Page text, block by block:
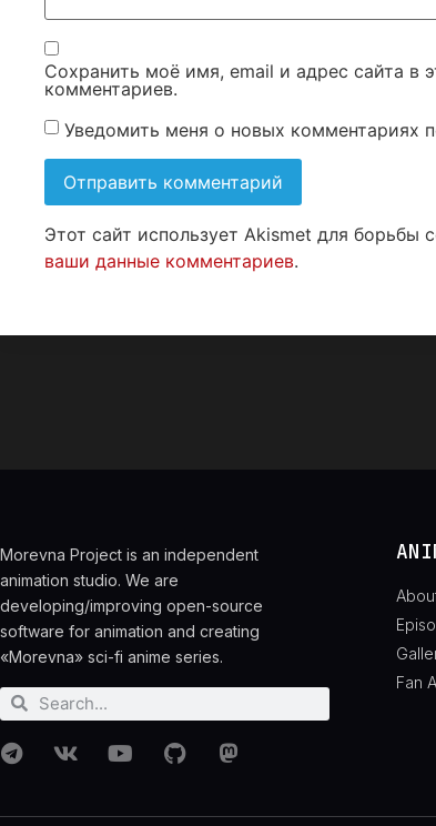
Сохранить моё имя, email и адрес сайта в
комментариев.
Уведомить меня о новых комментариях
Этот сайт использует Akismet для борьбы
ваши данные комментариев.
Morevna Project is an independent
animation studio. We are
developing/improving open-source
software for animation and creating
«Morevna» sci-fi anime series.
Fan